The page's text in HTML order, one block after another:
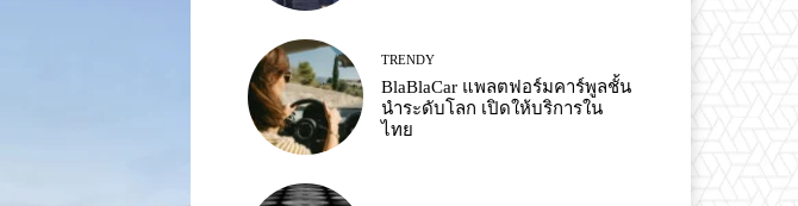
TRENDY
BlaBlaCar แพลตฟอร์มคาร์พูลชั้น
นำระดับโลก เปิดให้บริการใน
ไทย